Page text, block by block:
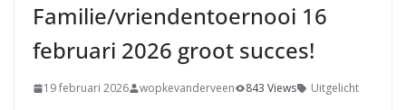
Familie/vriendentoernooi 16
februari 2026 groot succes!
19 februari 2026 wopkevanderveen 843 Views Uitgelicht